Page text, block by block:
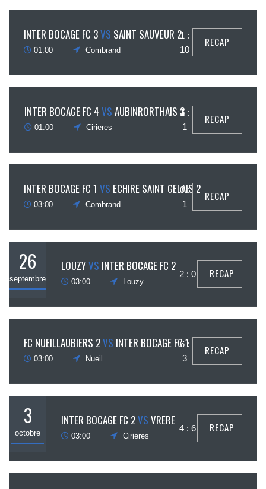
INTER BOCAGE FC 3VS SAINT SAUVEUR 2
01:00 Combrand
1 :
10
RECAP
INTER BOCAGE FC 4VS AUBINRORTHAIS 3
01:00 Cirieres
1 :
1
RECAP
INTER BOCAGE FC 1 VS ECHIRE SAINT GELAIS 2
03:00 Combrand
0 :
1
RECAP
26
septembre
LOUZYVS INTER BOCAGE FC 2
03:00 Louzy
2 : 0 RECAP
FC NUEILLAUBIERS 2VS INTER BOCAGE FC 1
03:00 Nueil
6 :
3
RECAP
3
octobre
INTER BOCAGE FC 2VS VRERE
03:00 Cirieres
4 : 6 RECAP